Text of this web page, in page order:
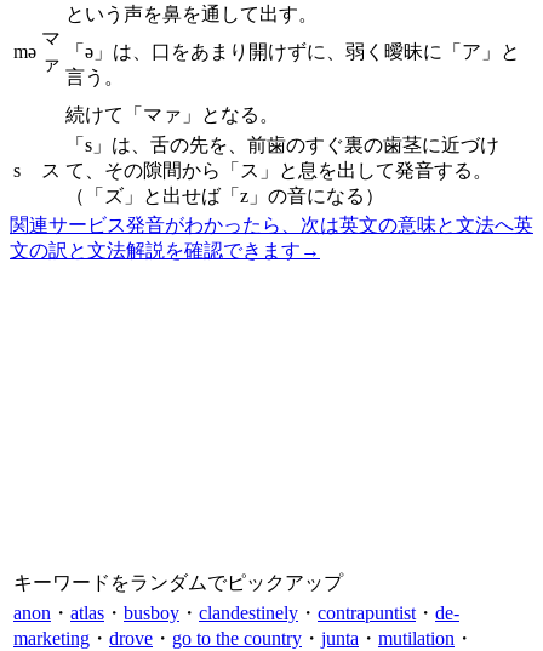
mə
マ
ァ
という声を鼻を通して出す。
「ə」は、口をあまり開けずに、弱く曖昧に「ア」と
言う。
続けて「マァ」となる。
s ス
「s」は、舌の先を、前歯のすぐ裏の歯茎に近づけ
て、その隙間から「ス」と息を出して発音する。
（「ズ」と出せば「z」の音になる）
関連サービス発音がわかったら、次は英文の意味と文法へ英
文の訳と文法解説を確認できます →
キーワードをランダムでピックアップ
anon ・ atlas ・ busboy ・ clandestinely ・ contrapuntist ・ de-
marketing ・ drove ・ go to the country ・ junta ・ mutilation ・